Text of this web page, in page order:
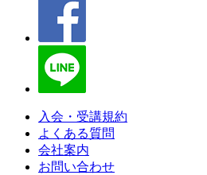
入会・受講規約
よくある質問
会社案内
お問い合わせ